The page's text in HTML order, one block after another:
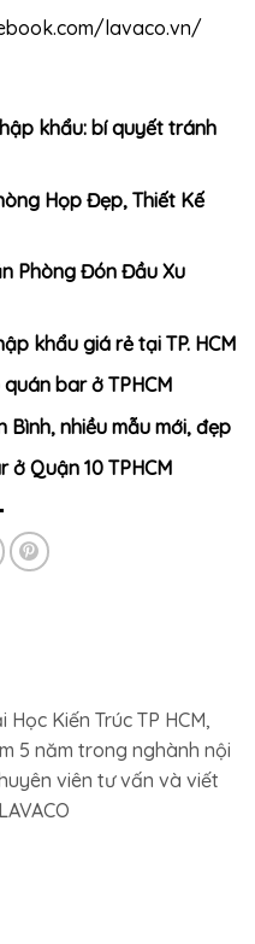
lavaco.vn/
khẩu: bí quyết tránh
Họp Đẹp, Thiết Kế
Phòng Đón Đầu Xu
khẩu giá rẻ tại TP. HCM
bar ở TPHCM
Bình, nhiều mẫu mới, đẹp
Quận 10 TPHCM
Kiến Trúc TP HCM,
5 năm trong nghành nội
viên tư vấn và viết